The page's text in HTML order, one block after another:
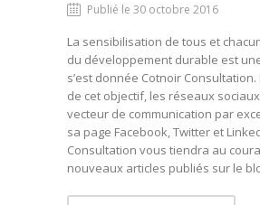
Publié le 30 octobre 2016
La sensibilisation de tous et
du développement durable est
s’est donnée Cotnoir Consultation.
de cet objectif, les réseaux
vecteur de communication par
sa page Facebook, Twitter et
Consultation vous tiendra au
nouveaux articles publiés sur le